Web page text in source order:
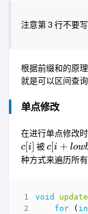
注意第 3 行不要
根据前缀和的原
就是可以区间查询
单点修改
在进行单点修改
c[ i 被c[i +
c[ i + low
种方式来遍历所
void update
for
(